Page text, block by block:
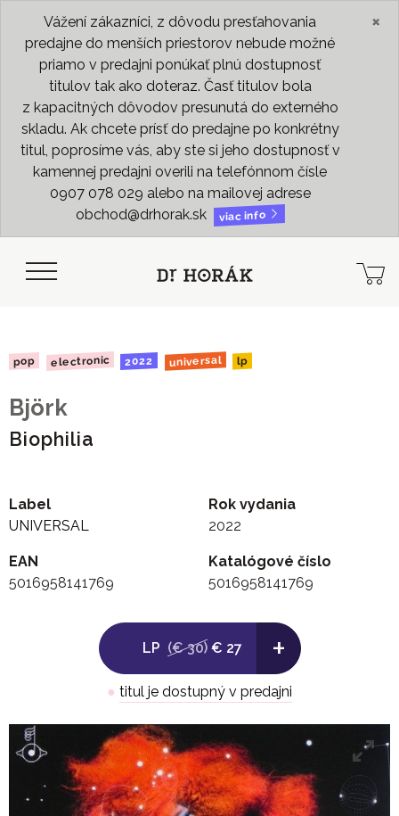
Vážení zákazníci, z dôvodu presťahovania
predajne do menších priestorov nebude možné
priamo v predajni ponúkať plnú dostupnosť
titulov tak ako doteraz. Časť titulov bola
z kapacitných dôvodov presunutá do externého
skladu. Ak chcete prísť do predajne po konkrétny
titul, poprosíme vás, aby ste si jeho dostupnosť v
kamennej predajni overili na telefónnom čísle
0907 078 029 alebo na mailovej adrese
obchod@drhorak.sk
viac info
×
pop electronic 2022 universal lp
Björk
Biophilia
Label
UNIVERSAL
Rok vydania
2022
EAN
5016958141769
Katalógové číslo
5016958141769
LP (€ 30) € 27 +
● titul je dostupný v predajni